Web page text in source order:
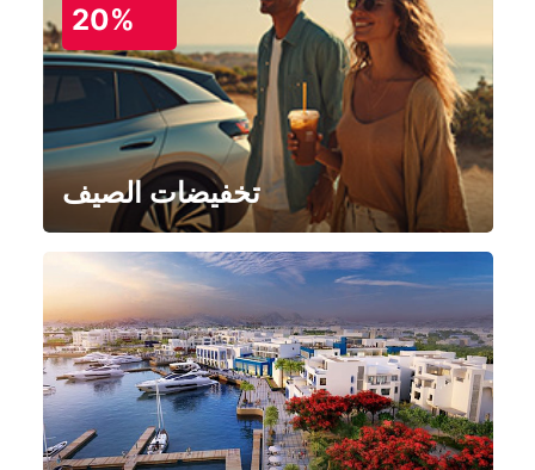
20%
تخفيضات الصيف